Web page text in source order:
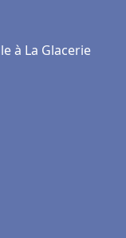
à La Glacerie